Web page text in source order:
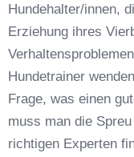
Anschrift
Hundehalter/innen,
Erziehung ihres
Hundetrainer
Frage, was einen
muss man die
richtigen Experten